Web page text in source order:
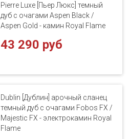
Pierre Luxe [Пьер Люкс] темный
дуб с очагами Aspen Black /
Aspen Gold - камин Royal Flame
43 290 руб
Dublin [Дублин] арочный сланец
темный дуб с очагами Fobos FX /
Majestic FX - электрокамин Royal
Flame